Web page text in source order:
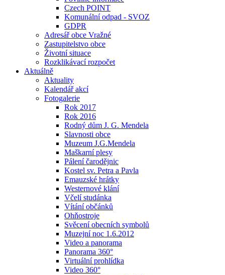
Czech POINT
Komunální odpad - SVOZ
GDPR
Adresář obce Vražné
Zastupitelstvo obce
Životní situace
Rozklikávací rozpočet
Aktuálně
Aktuality
Kalendář akcí
Fotogalerie
Rok 2017
Rok 2016
Rodný dům J. G. Mendela
Slavnosti obce
Muzeum J.G.Mendela
Maškarní plesy
Pálení čarodějnic
Kostel sv. Petra a Pavla
Emauzské hrátky
Westernové klání
Včelí studánka
Vítání občánků
Ohňostroje
Svěcení obecních symbolů
Muzejní noc 1.6.2012
Video a panorama
Panorama 360°
Virtuální prohlídka
Video 360°